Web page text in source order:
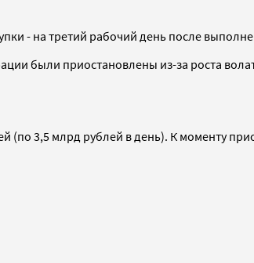
- на третий рабочий день после
были приостановлены из-за роста
(по 3,5 млрд рублей в день). К моменту